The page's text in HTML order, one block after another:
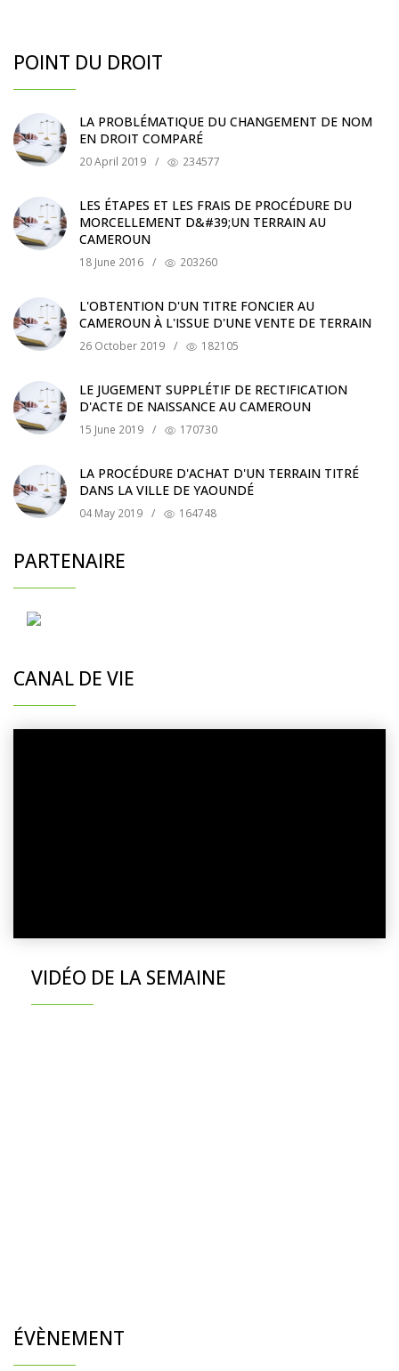
POINT DU DROIT
LA PROBLÉMATIQUE DU CHANGEMENT DE NOM
EN DROIT COMPARÉ
20 April 2019 / 234577
LES ÉTAPES ET LES FRAIS DE PROCÉDURE DU
MORCELLEMENT D&#39;UN TERRAIN AU
CAMEROUN
18 June 2016 / 203260
L'OBTENTION D'UN TITRE FONCIER AU
CAMEROUN À L'ISSUE D'UNE VENTE DE TERRAIN
26 October 2019 / 182105
LE JUGEMENT SUPPLÉTIF DE RECTIFICATION
D'ACTE DE NAISSANCE AU CAMEROUN
15 June 2019 / 170730
LA PROCÉDURE D'ACHAT D'UN TERRAIN TITRÉ
DANS LA VILLE DE YAOUNDÉ
04 May 2019 / 164748
PARTENAIRE
CANAL DE VIE
VIDÉO DE LA SEMAINE
ÉVÈNEMENT